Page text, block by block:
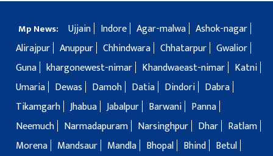
Mp News: Ujjain Indore Agar-malwa Ashok-nagar
Alirajpur Anuppur Chhindwara Chhatarpur Gwalior
Guna khargonewest-nimar Khandwaeast-nimar
Katni
Umaria
Dewas Damoh Datia Dindori
Dabra
Tikamgarh Jhabua Jabalpur Barwani
Panna
Neemuch
Narmadapuram Narsinghpur Dhar
Ratlam
Morena
Mandsaur Mandla Bhopal Bhind
Betul